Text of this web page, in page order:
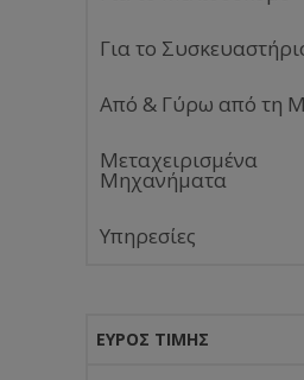
Για το
Από & Γύρω από τη
Μεταχειρισμένα
Μηχανήματα
Υπηρεσίες
ΕΎΡΟΣ ΤΙΜΉΣ